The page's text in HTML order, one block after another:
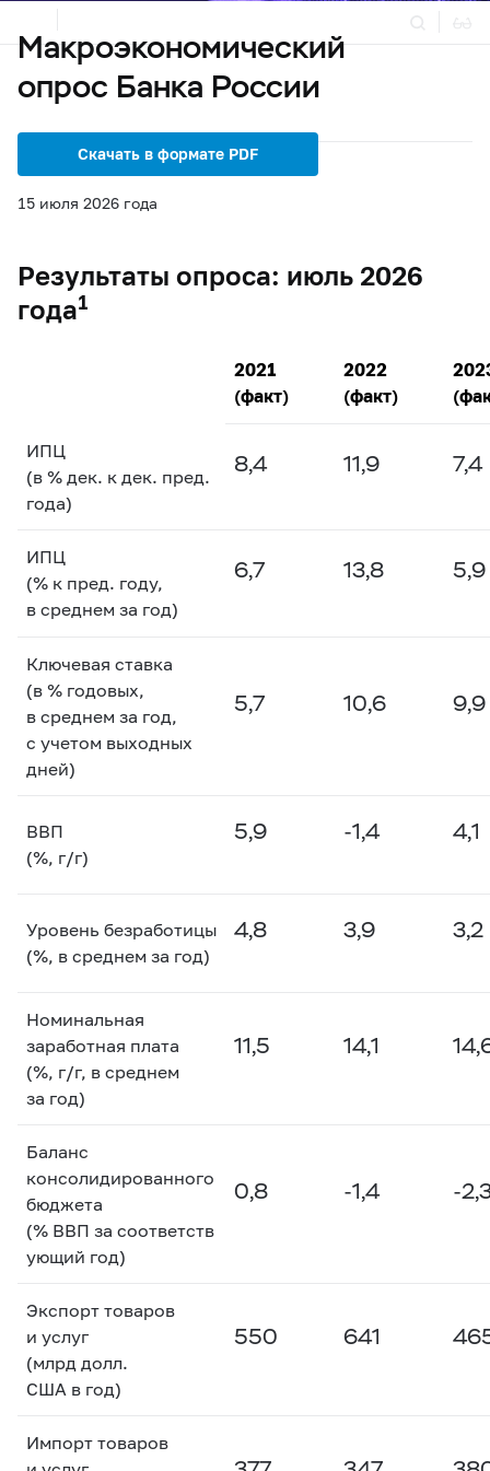
Статистика Денежно-кредитная политика
Макроэкономический
опрос Банка России
Скачать в формате PDF
15 июля 2026 года
Результаты опроса: июль 2026
года1
2021
(факт)
2022
(факт)
ИПЦ
(в % дек. к дек. пред.
года)
8,4 11,9 7,4
ИПЦ
(% к пред. году,
в среднем за год)
6,7 13,8 5,9
Ключевая ставка
(в % годовых,
в среднем за год,
с учетом выходных
дней)
5,7 10,6 9,9
ВВП
(%, г/г)
5,9 -1,4 4,1
Уровень безработицы
(%, в среднем за год)
4,8 3,9 3,2
Номинальная
заработная плата
(%, г/г, в среднем
за год)
11,5 14,1
Баланс
консолидированного
бюджета
(% ВВП за соответств
ующий год)
0,8 -1,4 -
Экспорт товаров
и услуг
(млрд долл.
США в год)
550 641
Импорт товаров